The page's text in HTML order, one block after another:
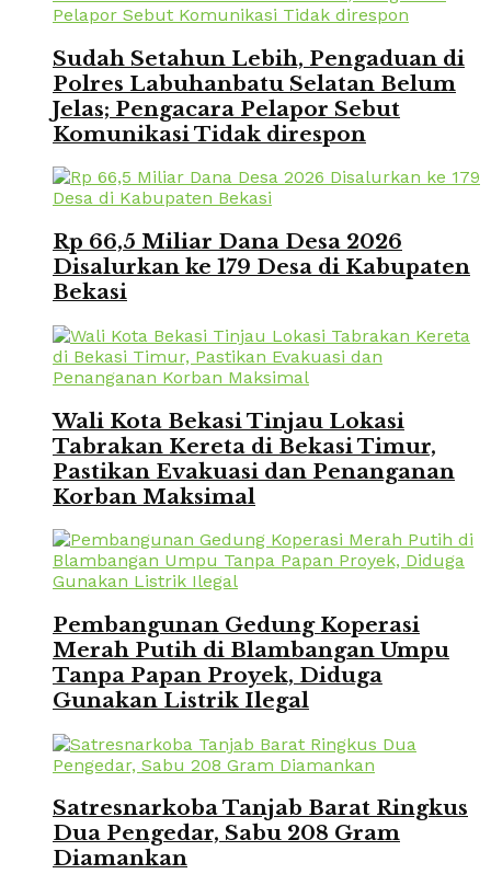
Sudah Setahun Lebih, Pengaduan di
Polres Labuhanbatu Selatan Belum
Jelas; Pengacara Pelapor Sebut
Komunikasi Tidak direspon
Rp 66,5 Miliar Dana Desa 2026
Disalurkan ke 179 Desa di Kabupaten
Bekasi
Wali Kota Bekasi Tinjau Lokasi
Tabrakan Kereta di Bekasi Timur,
Pastikan Evakuasi dan Penanganan
Korban Maksimal
Pembangunan Gedung Koperasi
Merah Putih di Blambangan Umpu
Tanpa Papan Proyek, Diduga
Gunakan Listrik Ilegal
Satresnarkoba Tanjab Barat Ringkus
Dua Pengedar, Sabu 208 Gram
Diamankan